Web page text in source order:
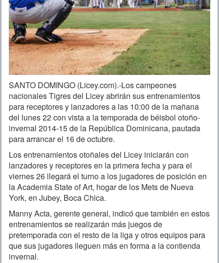
SANTO DOMINGO (Licey.com).-Los campeones
nacionales Tigres del Licey abrirán sus entrenamientos
para receptores y lanzadores a las 10:00 de la mañana
del lunes 22 con vista a la temporada de béisbol otoño-
invernal 2014-15 de la República Dominicana, pautada
para arrancar el 16 de octubre.
Los entrenamientos otoñales del Licey iniciarán con
lanzadores y receptores en la primera fecha y para el
viernes 26 llegará el turno a los jugadores de posición en
la Academia State of Art, hogar de los Mets de Nueva
York, en Jubey, Boca Chica.
Manny Acta, gerente general, indicó que también en estos
entrenamientos se realizarán más juegos de
pretemporada con el resto de la liga y otros equipos para
que sus jugadores lleguen más en forma a la contienda
invernal.